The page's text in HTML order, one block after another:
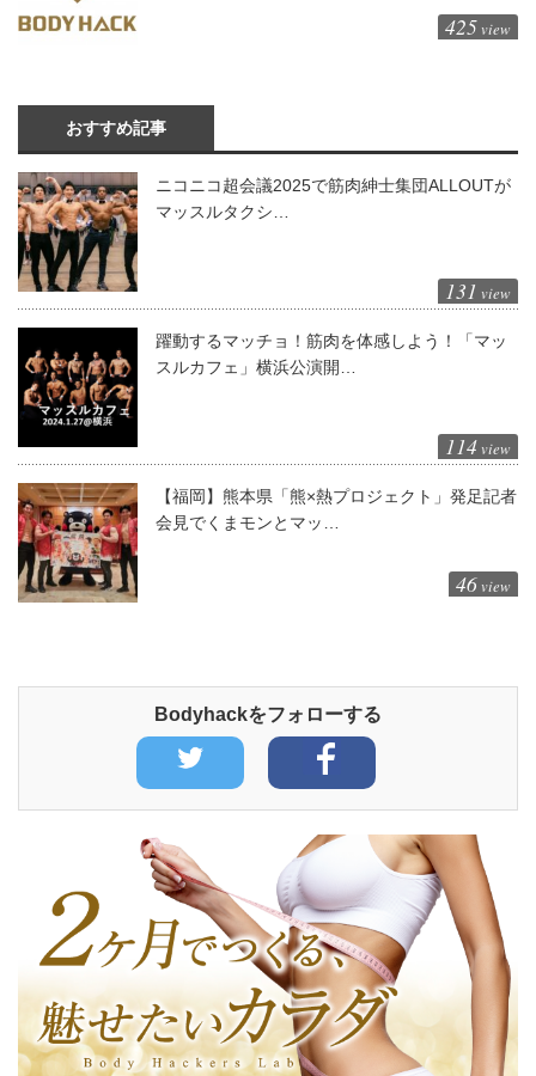
425 view
おすすめ記事
ニコニコ超会議2025で筋肉紳士集団ALLOUTが
マッスルタクシ…
131 view
躍動するマッチョ！筋肉を体感しよう！「マッ
スルカフェ」横浜公演開…
114 view
【福岡】熊本県「熊×熱プロジェクト」発足記者
会見でくまモンとマッ…
46 view
Bodyhackをフォローする